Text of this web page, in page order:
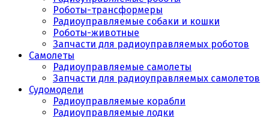
Роботы-трансформеры
Радиоуправляемые собаки и кошки
Роботы-животные
Запчасти для радиоуправляемых роботов
Самолеты
Радиоуправляемые самолеты
Запчасти для радиоуправляемых самолетов
Судомодели
Радиоуправляемые корабли
Радиоуправляемые лодки